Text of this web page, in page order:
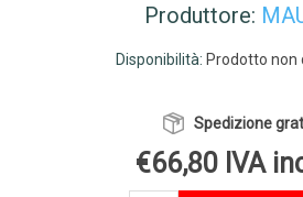
Produttore:
Disponibilità: Prodotto non
Spedizione
€66,80 IVA